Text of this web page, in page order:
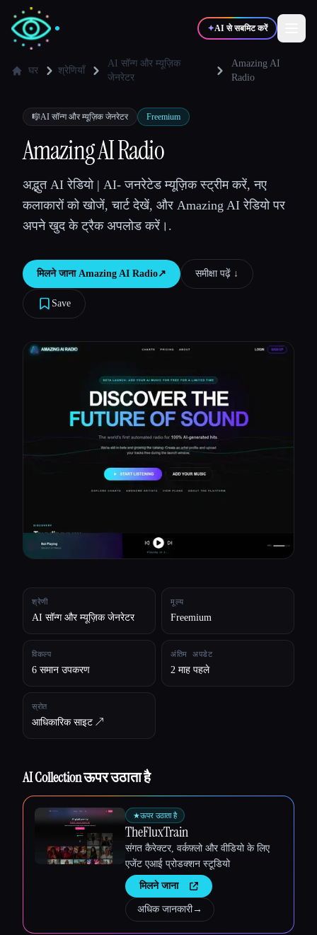
✦AI से सबमिट करें
💻डेवलपर्स
🎓विद्यार्थी 🎬क्रिएटर्स
ब्लॉग
टूल्स की तुलना करें
सभी श्रेणियाँ
घर श्रेणियाँ
AI सॉन्ग और म्यूज़िक
जेनरेटर
Amazing AI
Radio
🎼AI सॉन्ग और म्यूज़िक जेनरेटर Freemium
Amazing AI Radio
अद्भुत AI रेडियो | AI- जनरेटेड म्यूज़िक स्ट्रीम करें, नए
कलाकारों को खोजें, चार्ट देखें, और Amazing AI रेडियो पर
अपने खुद के ट्रैक अपलोड करें।.
मिलने जाना Amazing AI Radio↗︎ समीक्षा पढ़ें ↓︎
Save
श्रेणी
AI सॉन्ग और म्यूज़िक जेनरेटर
मूल्य
Freemium
विकल्प
6 समान उपकरण
अंतिम अपडेट
2 माह पहले
स्रोत
आधिकारिक साइट ↗︎
AI Collection ऊपर उठाता है
★ऊपर उठाता है
TheFluxTrain
संगत कैरेक्टर, वर्कफ़्लो और वीडियो के लिए
एजेंट एआई प्रोडक्शन स्टूडियो
मिलने जाना
अधिक जानकारी→